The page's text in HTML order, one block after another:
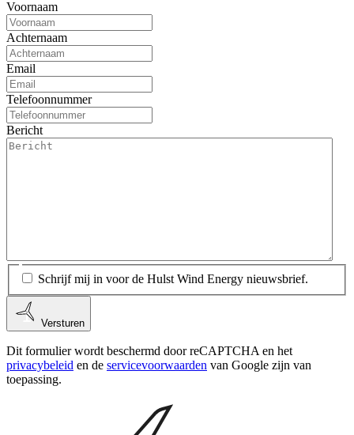
Voornaam
Achternaam
Email
Telefoonnummer
Bericht
Schrijf mij in voor de Hulst Wind Energy nieuwsbrief.
Versturen
Dit formulier wordt beschermd door reCAPTCHA en het
privacybeleid en de servicevoorwaarden van Google zijn van
toepassing.